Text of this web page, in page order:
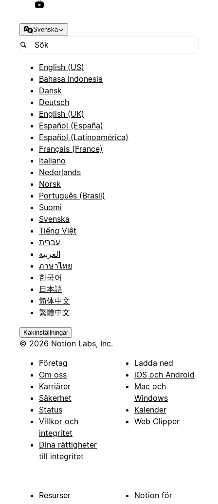
Svenska
English (US)
Bahasa Indonesia
Dansk
Deutsch
English (UK)
Español (España)
Español (Latinoamérica)
Français (France)
Italiano
Nederlands
Norsk
Português (Brasil)
Suomi
Svenska
Tiếng Việt
עברית
العربية
ภาษาไทย
한국어
日本語
简体中文
繁體中文
Kakinställningar
© 2026 Notion Labs, Inc.
Företag
Om oss
Karriärer
Säkerhet
Status
Villkor och
integritet
Dina rättigheter
till integritet
Ladda ned
iOS och Android
Mac och
Windows
Kalender
Web Clipper
Resurser
Notion för